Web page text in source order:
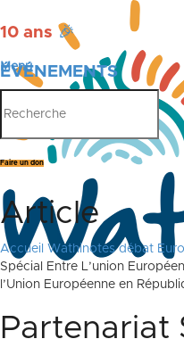
10 ans 🎉
ÉVÉNEMENTS
PUBLICATIONS
Menu
Faire un don
Article
Accueil Wathinotes débat
Spécial Entre L’union
l’Union Européenne en
Partenariat